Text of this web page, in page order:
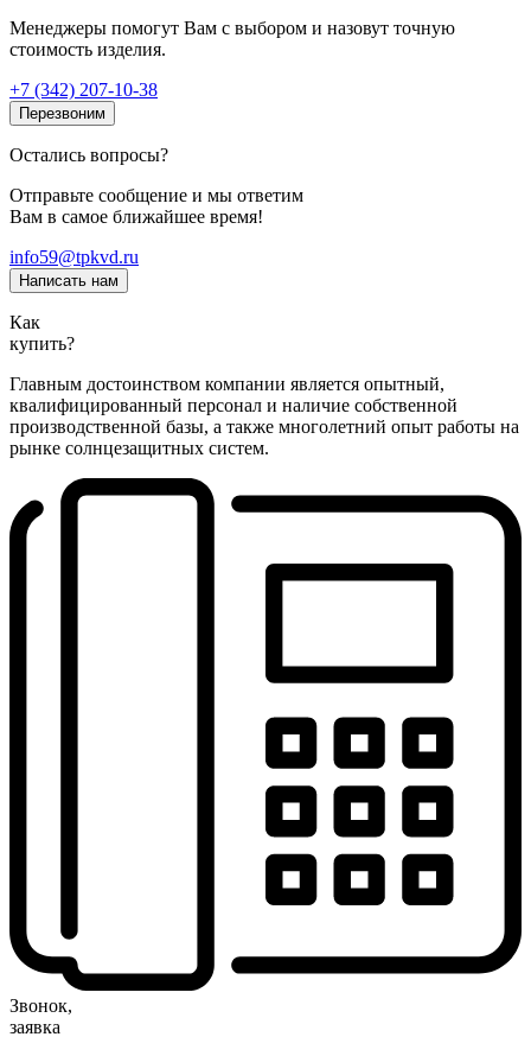
Менеджеры помогут Вам с выбором и назовут точную
стоимость изделия.
+7 (342) 207-10-38
Перезвоним
Остались вопросы?
Отправьте сообщение и мы ответим
Вам в самое ближайшее время!
info59@tpkvd.ru
Написать нам
Как
купить?
Главным достоинством компании является опытный,
квалифицированный персонал и наличие собственной
производственной базы, а также многолетний опыт работы на
рынке солнцезащитных систем.
Звонок,
заявка